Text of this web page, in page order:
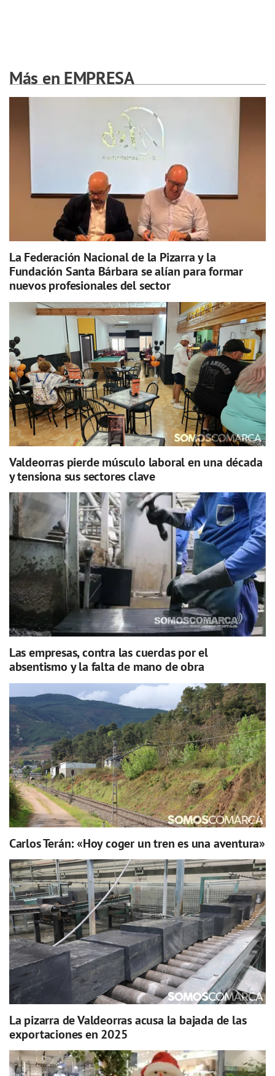
Más en EMPRESA
La Federación Nacional de la Pizarra y la
Fundación Santa Bárbara se alían para formar
nuevos profesionales del sector
Valdeorras pierde músculo laboral en una década
y tensiona sus sectores clave
Las empresas, contra las cuerdas por el
absentismo y la falta de mano de obra
Carlos Terán: «Hoy coger un tren es una aventura»
La pizarra de Valdeorras acusa la bajada de las
exportaciones en 2025